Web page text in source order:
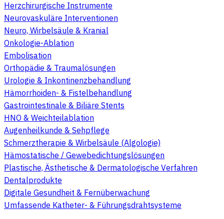
Herzchirurgische Instrumente
Neurovaskuläre Interventionen
Neuro, Wirbelsäule & Kranial
Onkologie-Ablation
Embolisation
Orthopädie & Traumalösungen
Urologie & Inkontinenzbehandlung
Hämorrhoiden- & Fistelbehandlung
Gastrointestinale & Biliäre Stents
HNO & Weichteilablation
Augenheilkunde & Sehpflege
Schmerztherapie & Wirbelsäule (Algologie)
Hämostatische / Gewebedichtungslösungen
Plastische, Ästhetische & Dermatologische Verfahren
Dentalprodukte
Digitale Gesundheit & Fernüberwachung
Umfassende Katheter- & Führungsdrahtsysteme